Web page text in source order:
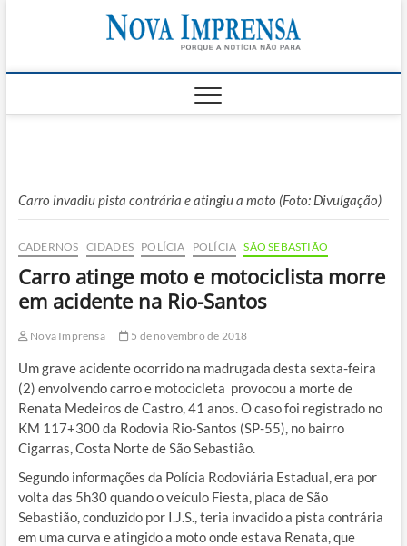
SÃO SEBASTIÃO,
Carro invadiu pista contrária e atingiu a moto (Foto: Divulgação)
CADERNOS CIDADES POLÍCIA POLÍCIA SÃO SEBASTIÃO
Carro atinge moto e motociclista morre
em acidente na Rio-Santos
Nova Imprensa 5 de novembro de 2018
Um grave acidente ocorrido na madrugada desta sexta-feira
(2) envolvendo carro e motocicleta provocou a morte de
Renata Medeiros de Castro, 41 anos. O caso foi registrado no
KM 117+300 da Rodovia Rio-Santos (SP-55), no bairro
Cigarras, Costa Norte de São Sebastião.
Segundo informações da Polícia Rodoviária Estadual, era por
volta das 5h30 quando o veículo Fiesta, placa de São
Sebastião, conduzido por I.J.S., teria invadido a pista contrária
em uma curva e atingido a moto onde estava Renata, que